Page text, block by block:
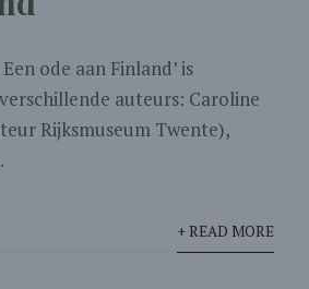
ode aan Finland’ is
auteurs: Caroline
Rijksmuseum Twente),
+ READ MORE